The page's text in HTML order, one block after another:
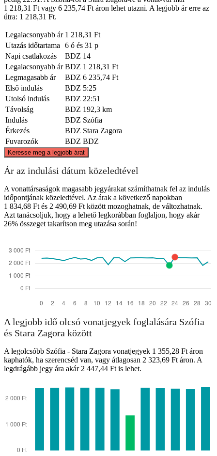
1 218,31 Ft vagy 6 235,74 Ft áron lehet utazni. A legjobb ár erre az
útra: 1 218,31 Ft.
Legalacsonyabb ár 1 218,31 Ft
Utazás időtartama
6 ó és 31 p
Napi csatlakozás
BDZ 14
Legalacsonyabb ár BDZ 1 218,31 Ft
Legmagasabb ár
BDZ 6 235,74 Ft
Első indulás
BDZ 5:25
Utolsó indulás
BDZ 22:51
Távolság
BDZ 192,3 km
Indulás
BDZ Szófia
Érkezés
BDZ Stara Zagora
Fuvarozók
BDZ BDZ
Keresse meg a legjobb árat
Sofia
Ár az indulási dátum közeledtével
A vonattársaságok magasabb jegyárakat számíthatnak fel az indulás
időpontjának közeledtével. Az árak a következő napokban
1 834,68 Ft és 2 490,69 Ft között mozoghatnak, de változhatnak.
Azt tanácsoljuk, hogy a lehető legkorábban foglaljon, hogy akár
26% összeget takarítson meg utazása során!
A legjobb idő olcsó vonatjegyek foglalására Szófia
és Stara Zagora között
A legolcsóbb Szófia - Stara Zagora vonatjegyek 1 355,28 Ft áron
kaphatók, ha szerencséd van, vagy átlagosan 2 323,69 Ft áron. A
legdrágább jegy ára akár 2 447,44 Ft is lehet.